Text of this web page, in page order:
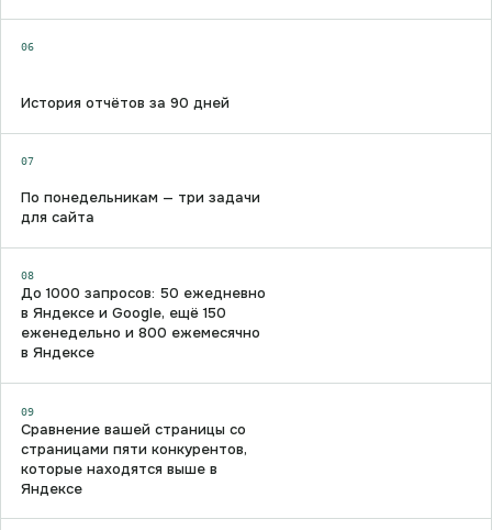
06
История отчётов за 90 дней
07
По понедельникам — три задачи
для сайта
08
До 1000 запросов: 50 ежедневно
в Яндексе и Google, ещё 150
еженедельно и 800 ежемесячно
в Яндексе
09
Сравнение вашей страницы со
страницами пяти конкурентов,
которые находятся выше в
Яндексе